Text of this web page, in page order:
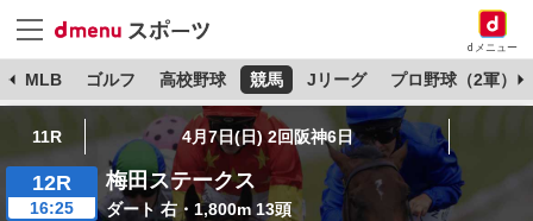
dメニュー
MLB ゴルフ 高校野球 競馬 Jリーグ プロ野球（2軍）
11R 4月7日(日) 2回阪神6日
12R
16:25
梅田ステークス
ダート 右・1,800m 13頭